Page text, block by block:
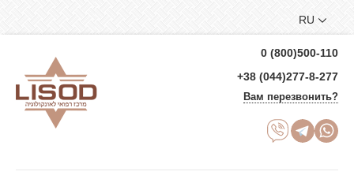
RU
0 (800)500-110
+38 (044)277-8-277
Вам перезвонить?